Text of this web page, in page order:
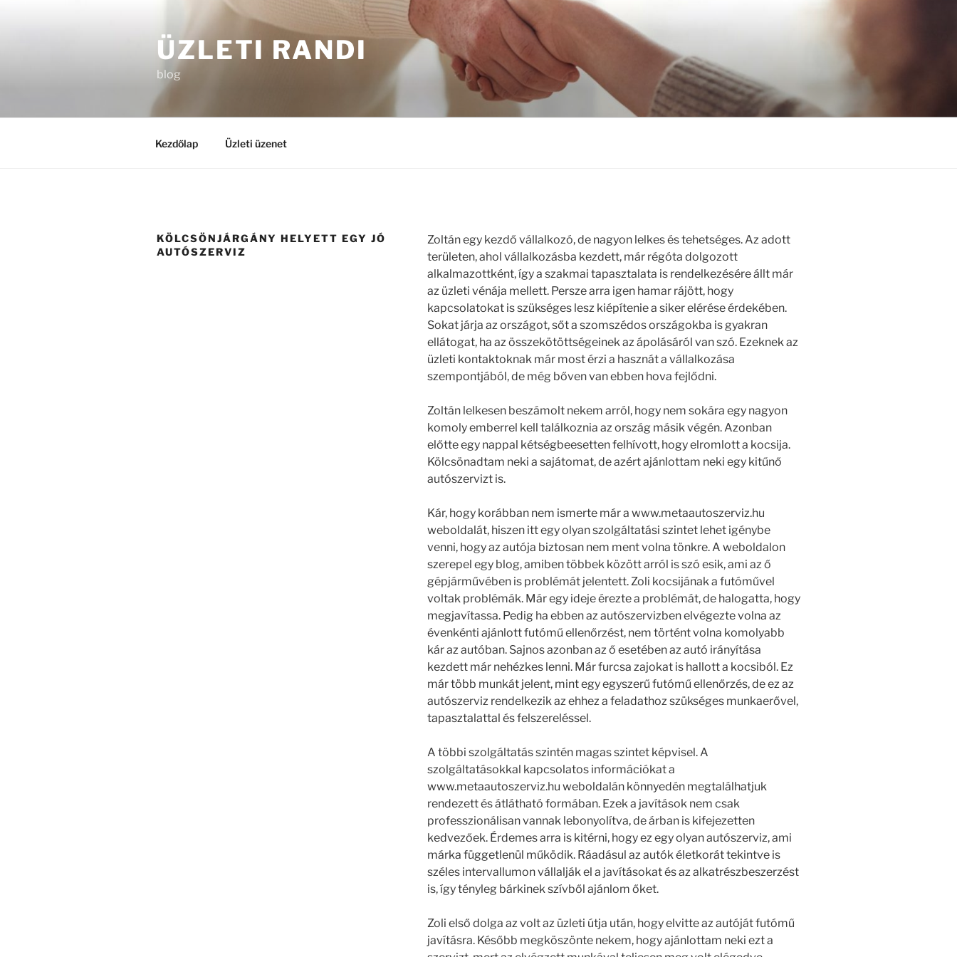
ÜZLETI RANDI
blog
Kezdőlap Üzleti üzenet
KÖLCSÖNJÁRGÁNY HELYETT EGY JÓ
AUTÓSZERVIZ
Zoltán egy kezdő vállalkozó, de nagyon lelkes és tehetséges. Az adott
területen, ahol vállalkozásba kezdett, már régóta dolgozott
alkalmazottként, így a szakmai tapasztalata is rendelkezésére állt már
az üzleti vénája mellett. Persze arra igen hamar rájött, hogy
kapcsolatokat is szükséges lesz kiépítenie a siker elérése érdekében.
Sokat járja az országot, sőt a szomszédos országokba is gyakran
ellátogat, ha az összekötöttségeinek az ápolásáról van szó. Ezeknek az
üzleti kontaktoknak már most érzi a hasznát a vállalkozása
szempontjából, de még bőven van ebben hova fejlődni.
Zoltán lelkesen beszámolt nekem arról, hogy nem sokára egy nagyon
komoly emberrel kell találkoznia az ország másik végén. Azonban
előtte egy nappal kétségbeesetten felhívott, hogy elromlott a kocsija.
Kölcsönadtam neki a sajátomat, de azért ajánlottam neki egy kitűnő
autószervizt is.
Kár, hogy korábban nem ismerte már a www.metaautoszerviz.hu
weboldalát, hiszen itt egy olyan szolgáltatási szintet lehet igénybe
venni, hogy az autója biztosan nem ment volna tönkre. A weboldalon
szerepel egy blog, amiben többek között arról is szó esik, ami az ő
gépjárművében is problémát jelentett. Zoli kocsijának a futóművel
voltak problémák. Már egy ideje érezte a problémát, de halogatta, hogy
megjavítassa. Pedig ha ebben az autószervizben elvégezte volna az
évenkénti ajánlott futómű ellenőrzést, nem történt volna komolyabb
kár az autóban. Sajnos azonban az ő esetében az autó irányítása
kezdett már nehézkes lenni. Már furcsa zajokat is hallott a kocsiból. Ez
már több munkát jelent, mint egy egyszerű futómű ellenőrzés, de ez az
autószerviz rendelkezik az ehhez a feladathoz szükséges munkaerővel,
tapasztalattal és felszereléssel.
A többi szolgáltatás szintén magas szintet képvisel. A
szolgáltatásokkal kapcsolatos információkat a
www.metaautoszerviz.hu weboldalán könnyedén megtalálhatjuk
rendezett és átlátható formában. Ezek a javítások nem csak
professzionálisan vannak lebonyolítva, de árban is kifejezetten
kedvezőek. Érdemes arra is kitérni, hogy ez egy olyan autószerviz, ami
márka függetlenül működik. Ráadásul az autók életkorát tekintve is
széles intervallumon vállalják el a javításokat és az alkatrészbeszerzést
is, így tényleg bárkinek szívből ajánlom őket.
Zoli első dolga az volt az üzleti útja után, hogy elvitte az autóját futómű
javításra. Később megköszönte nekem, hogy ajánlottam neki ezt a